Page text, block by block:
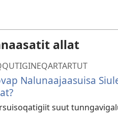
allat
Nalunaa­jaasuisa
suut